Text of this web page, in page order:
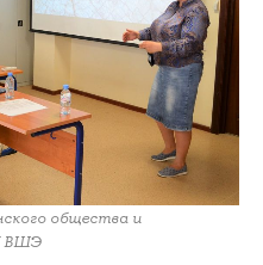
общества и
ВШЭ